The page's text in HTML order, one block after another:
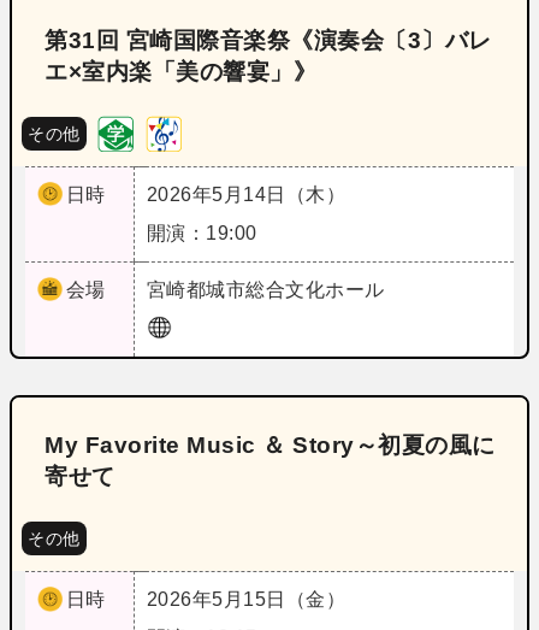
第31回 宮崎国際音楽祭《演奏会〔3〕バレ
エ×室内楽「美の響宴」》
その他
日時
2026年5月14日（木）
開演：19:00
会場 宮崎都城市総合文化ホール
My Favorite Music ＆ Story～初夏の風に
寄せて
その他
日時
2026年5月15日（金）